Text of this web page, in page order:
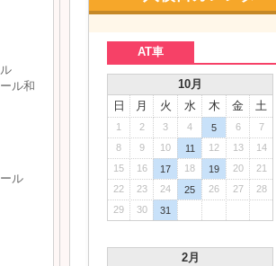
ル和
ル
AT車
10月
日 月 火 水 木 金 土
1 2 3 4 5 6
7
8
9 10 11 12 13
14
15
16 17 18 19 20
21
22
23 24 25 26 27
28
29
30 31
2月